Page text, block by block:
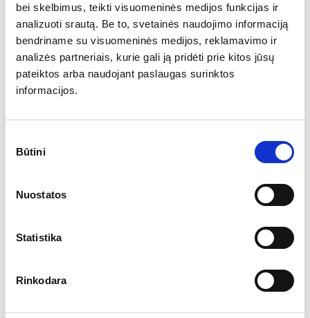
bei skelbimus, teikti visuomeninės medijos funkcijas ir
analizuoti srautą. Be to, svetainės naudojimo informaciją
bendriname su visuomeninės medijos, reklamavimo ir
analizės partneriais, kurie gali ją pridėti prie kitos jūsų
pateiktos arba naudojant paslaugas surinktos
informacijos.
pasirinkimas
Būtini
Nuostatos
Statistika
Rinkodara
Papildoma informacija
Kontaktinis asmuo – Henrika, +370 618 80980,
henrika@amston.lt
Siekdami užtikrinti sklandų atrankos procesą
informuojame, kad susisieksime tik su labiausiai
POZICIJOS
Norėdami dalyvauti atrankoje paspauskite
prisegę savo CV spustelkite mygtuką „siųsti”.